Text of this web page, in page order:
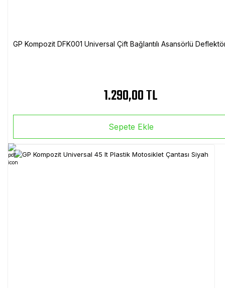
GP Kompozit DFK001 Universal Çift Bağlantılı Asansörlü
1.290,00 TL
Sepete Ekle